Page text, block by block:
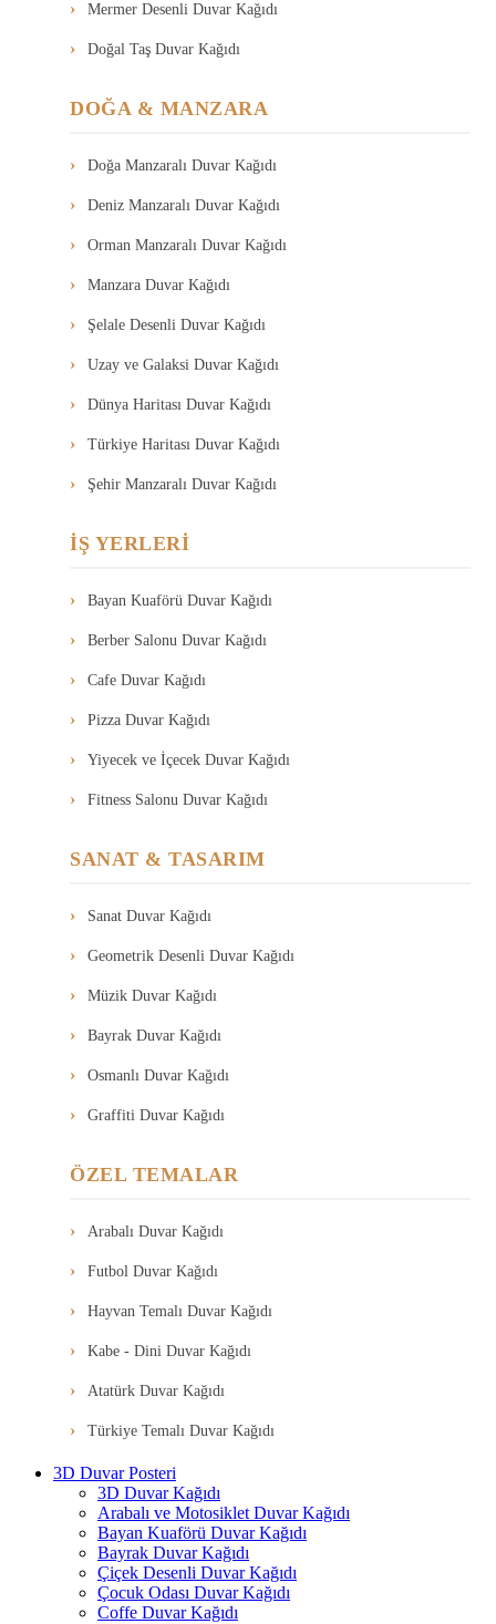
Mermer Desenli Duvar Kağıdı
Doğal Taş Duvar Kağıdı
DOĞA & MANZARA
Doğa Manzaralı Duvar Kağıdı
Deniz Manzaralı Duvar Kağıdı
Orman Manzaralı Duvar Kağıdı
Manzara Duvar Kağıdı
Şelale Desenli Duvar Kağıdı
Uzay ve Galaksi Duvar Kağıdı
Dünya Haritası Duvar Kağıdı
Türkiye Haritası Duvar Kağıdı
Şehir Manzaralı Duvar Kağıdı
İŞ YERLERİ
Bayan Kuaförü Duvar Kağıdı
Berber Salonu Duvar Kağıdı
Cafe Duvar Kağıdı
Pizza Duvar Kağıdı
Yiyecek ve İçecek Duvar Kağıdı
Fitness Salonu Duvar Kağıdı
SANAT & TASARIM
Sanat Duvar Kağıdı
Geometrik Desenli Duvar Kağıdı
Müzik Duvar Kağıdı
Bayrak Duvar Kağıdı
Osmanlı Duvar Kağıdı
Graffiti Duvar Kağıdı
ÖZEL TEMALAR
Arabalı Duvar Kağıdı
Futbol Duvar Kağıdı
Hayvan Temalı Duvar Kağıdı
Kabe - Dini Duvar Kağıdı
Atatürk Duvar Kağıdı
Türkiye Temalı Duvar Kağıdı
3D Duvar Posteri
3D Duvar Kağıdı
Arabalı ve Motosiklet Duvar Kağıdı
Bayan Kuaförü Duvar Kağıdı
Bayrak Duvar Kağıdı
Çiçek Desenli Duvar Kağıdı
Çocuk Odası Duvar Kağıdı
Coffe Duvar Kağıdı